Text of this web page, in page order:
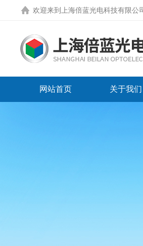
欢迎来到 上海倍蓝光电科技有限公
网站首页 关于我们